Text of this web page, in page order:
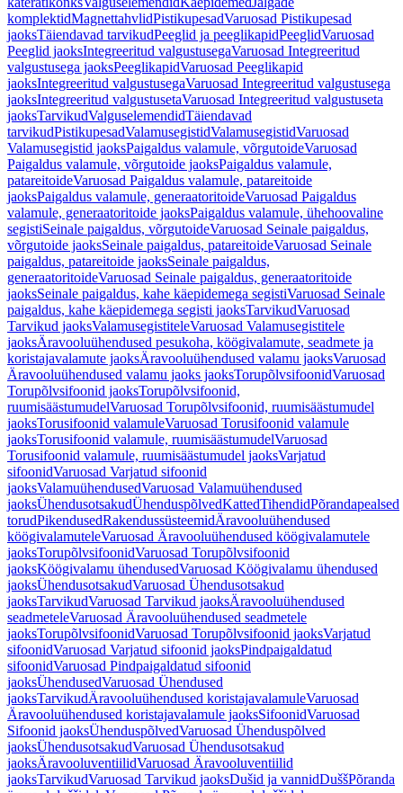
komplektidMagnettahvlidPistikupesadVaruosad Pistikupesad
jaoksTäiendavad tarvikudPeeglid ja peeglikapidPeeglidVaruosad
Peeglid jaoksIntegreeritud valgustusegaVaruosad Integreeritud
valgustusega jaoksPeeglikapidVaruosad Peeglikapid
jaoksIntegreeritud valgustusegaVaruosad Integreeritud valgustusega
jaoksIntegreeritud valgustusetaVaruosad Integreeritud valgustuseta
jaoksTarvikudValguselemendidTäiendavad
tarvikudPistikupesadValamusegistidValamusegistidVaruosad
Valamusegistid jaoksPaigaldus valamule, võrgutoideVaruosad
Paigaldus valamule, võrgutoide jaoksPaigaldus valamule,
patareitoideVaruosad Paigaldus valamule, patareitoide
jaoksPaigaldus valamule, generaatoritoideVaruosad Paigaldus
valamule, generaatoritoide jaoksPaigaldus valamule, ühehoovaline
segistiSeinale paigaldus, võrgutoideVaruosad Seinale paigaldus,
võrgutoide jaoksSeinale paigaldus, patareitoideVaruosad Seinale
paigaldus, patareitoide jaoksSeinale paigaldus,
generaatoritoideVaruosad Seinale paigaldus, generaatoritoide
jaoksSeinale paigaldus, kahe käepidemega segistiVaruosad Seinale
paigaldus, kahe käepidemega segisti jaoksTarvikudVaruosad
Tarvikud jaoksValamusegistiteleVaruosad Valamusegistitele
jaoksÄravooluühendused pesukoha, köögivalamute, seadmete ja
koristajavalamute jaoksÄravooluühendused valamu jaoksVaruosad
Äravooluühendused valamu jaoks jaoksTorupõlvsifoonidVaruosad
Torupõlvsifoonid jaoksTorupõlvsifoonid,
ruumisäästumudelVaruosad Torupõlvsifoonid, ruumisäästumudel
jaoksTorusifoonid valamuleVaruosad Torusifoonid valamule
jaoksTorusifoonid valamule, ruumisäästumudelVaruosad
Torusifoonid valamule, ruumisäästumudel jaoksVarjatud
sifoonidVaruosad Varjatud sifoonid
jaoksValamuühendusedVaruosad Valamuühendused
jaoksÜhendusotsakudÜhenduspõlvedKattedTihendidPõrandapealsed
torudPikendusedRakendussüsteemidÄravooluühendused
köögivalamuteleVaruosad Äravooluühendused köögivalamutele
jaoksTorupõlvsifoonidVaruosad Torupõlvsifoonid
jaoksKöögivalamu ühendusedVaruosad Köögivalamu ühendused
jaoksÜhendusotsakudVaruosad Ühendusotsakud
jaoksTarvikudVaruosad Tarvikud jaoksÄravooluühendused
seadmeteleVaruosad Äravooluühendused seadmetele
jaoksTorupõlvsifoonidVaruosad Torupõlvsifoonid jaoksVarjatud
sifoonidVaruosad Varjatud sifoonid jaoksPindpaigaldatud
sifoonidVaruosad Pindpaigaldatud sifoonid
jaoksÜhendusedVaruosad Ühendused
jaoksTarvikudÄravooluühendused koristajavalamuleVaruosad
Äravooluühendused koristajavalamule jaoksSifoonidVaruosad
Sifoonid jaoksÜhenduspõlvedVaruosad Ühenduspõlved
jaoksÜhendusotsakudVaruosad Ühendusotsakud
jaoksÄravooluventiilidVaruosad Äravooluventiilid
jaoksTarvikudVaruosad Tarvikud jaoksDušid ja vannidDuššPõranda